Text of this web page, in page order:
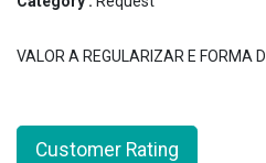
VALOR A REGULARIZAR E FORMA
Customer Rating